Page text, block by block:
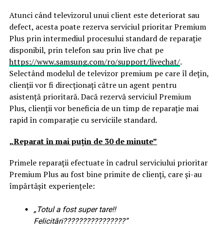
Atunci când televizorul unui client este deteriorat sau
defect, acesta poate rezerva serviciul prioritar Premium
Plus prin intermediul procesului standard de reparație
disponibil, prin telefon sau prin live chat pe
https://www.samsung.com/ro/support/livechat/.
Selectând modelul de televizor premium pe care îl dețin,
clienții vor fi direcționați către un agent pentru
asistență prioritară. Dacă rezervă serviciul Premium
Plus, clienții vor beneficia de un timp de reparație mai
rapid în comparație cu serviciile standard.
„Reparat în mai puțin de 30 de minute”
Primele reparații efectuate în cadrul serviciului prioritar
Premium Plus au fost bine primite de clienți, care și-au
împărtășit experiențele:
„Totul a fost super tare!!
Felicitări????????????????”